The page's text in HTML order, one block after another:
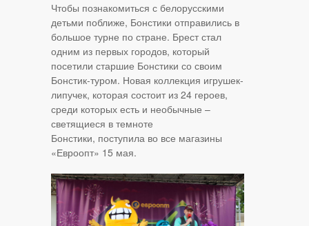
Чтобы познакомиться с белорусскими
детьми поближе, Бонстики отправились в
большое турне по стране. Брест стал
одним из первых городов, который
посетили старшие Бонстики со своим
Бонстик-туром. Новая коллекция игрушек-
липучек, которая состоит из 24 героев,
среди которых есть и необычные –
светящиеся в темноте
Бонстики, поступила во все магазины
«Евроопт» 15 мая.